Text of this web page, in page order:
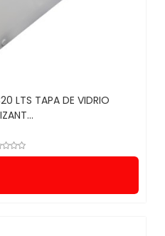
LTS TAPA DE VIDRIO